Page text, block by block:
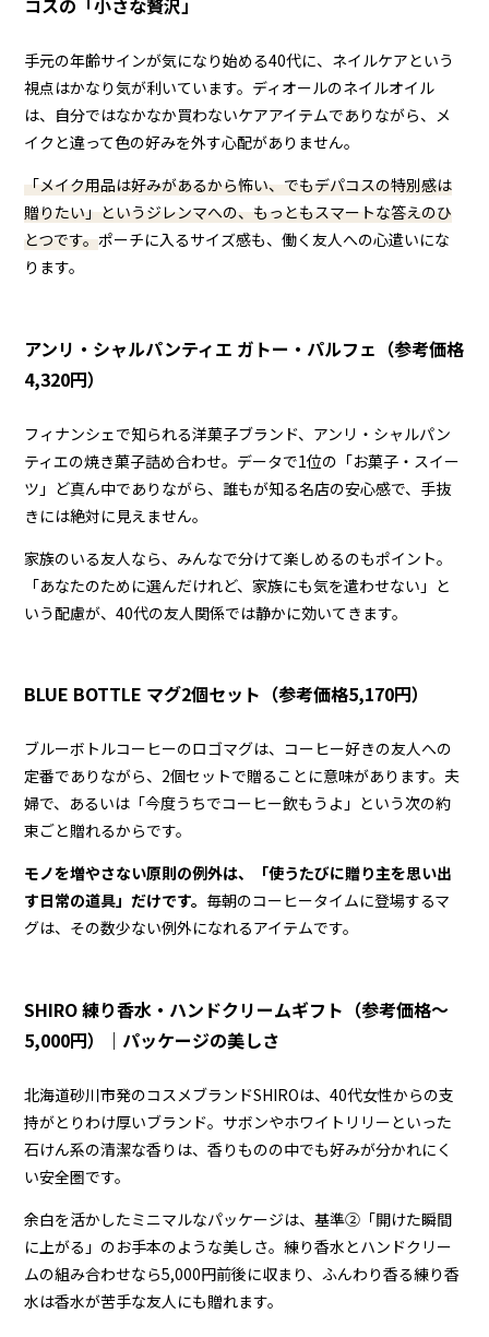
コスの「小さな贅沢」
手元の年齢サインが気になり始める40代に、ネイルケアという
視点はかなり気が利いています。ディオールのネイルオイル
は、自分ではなかなか買わないケアアイテムでありながら、メ
イクと違って色の好みを外す心配がありません。
「メイク用品は好みがあるから怖い、でもデパコスの特別感は
贈りたい」というジレンマへの、もっともスマートな答えのひ
とつです。ポーチに入るサイズ感も、働く友人への心遣いにな
ります。
アンリ・シャルパンティエ ガトー・パルフェ（参考価格
4,320円）
フィナンシェで知られる洋菓子ブランド、アンリ・シャルパン
ティエの焼き菓子詰め合わせ。データで1位の「お菓子・スイー
ツ」ど真ん中でありながら、誰もが知る名店の安心感で、手抜
きには絶対に見えません。
家族のいる友人なら、みんなで分けて楽しめるのもポイント。
「あなたのために選んだけれど、家族にも気を遣わせない」と
いう配慮が、40代の友人関係では静かに効いてきます。
BLUE BOTTLE マグ2個セット（参考価格5,170円）
ブルーボトルコーヒーのロゴマグは、コーヒー好きの友人への
定番でありながら、2個セットで贈ることに意味があります。夫
婦で、あるいは「今度うちでコーヒー飲もうよ」という次の約
束ごと贈れるからです。
モノを増やさない原則の例外は、「使うたびに贈り主を思い出
す日常の道具」だけです。 毎朝のコーヒータイムに登場するマ
グは、その数少ない例外になれるアイテムです。
SHIRO 練り香水・ハンドクリームギフト（参考価格〜
5,000円）｜パッケージの美しさ
北海道砂川市発のコスメブランドSHIROは、40代女性からの支
持がとりわけ厚いブランド。サボンやホワイトリリーといった
石けん系の清潔な香りは、香りものの中でも好みが分かれにく
い安全圏です。
余白を活かしたミニマルなパッケージは、基準②「開けた瞬間
に上がる」のお手本のような美しさ。練り香水とハンドクリー
ムの組み合わせなら5,000円前後に収まり、ふんわり香る練り香
水は香水が苦手な友人にも贈れます。